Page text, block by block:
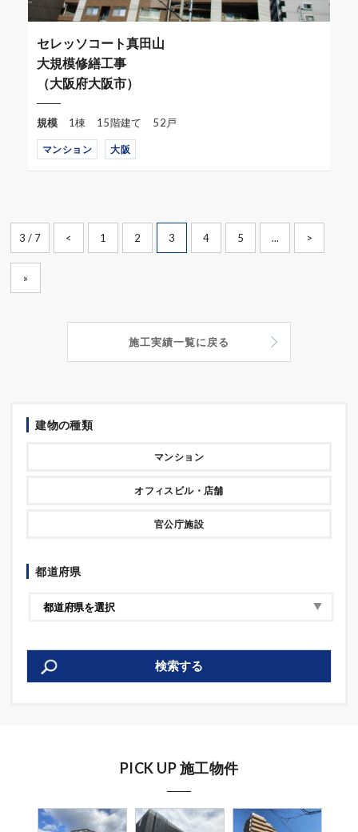
セレッソコート真田山
大規模修繕工事
（大阪府大阪市）
規模 1棟 15階建て 52戸
マンション 大阪
3 / 7 < 1 2 3 4 5 ... >
»
施工実績一覧に戻る
建物の種類
マンション
オフィスビル・店舗
官公庁施設
都道府県
検索する
PICK UP 施工物件